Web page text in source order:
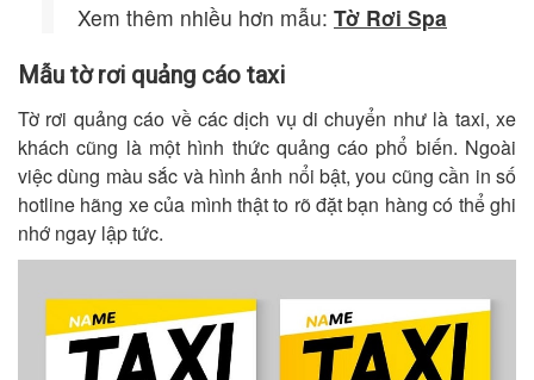
Xem thêm nhiều hơn mẫu: Tờ Rơi Spa
Mẫu tờ rơi quảng cáo taxi
Tờ rơi quảng cáo về các dịch vụ di chuyển như là taxi, xe
khách cũng là một hình thức quảng cáo phổ biến. Ngoài
việc dùng màu sắc và hình ảnh nổi bật, you cũng cần in số
hotline hãng xe của mình thật to rõ đặt bạn hàng có thể ghi
nhớ ngay lập tức.